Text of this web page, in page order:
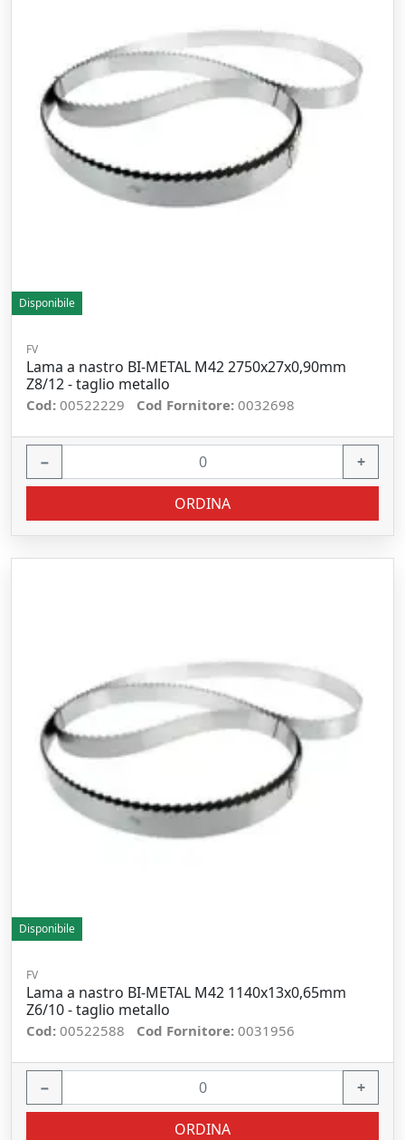
Disponibile
FV
Lama a nastro BI-METAL M42 2750x27x0,90mm
Z8/12 - taglio metallo
Cod: 00522229 Cod Fornitore: 0032698
− +
ORDINA
Disponibile
FV
Lama a nastro BI-METAL M42 1140x13x0,65mm
Z6/10 - taglio metallo
Cod: 00522588 Cod Fornitore: 0031956
− +
ORDINA